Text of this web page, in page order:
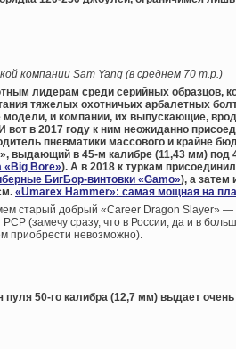
компании Sam Yang (в среднем 70 т.р.)
лидерам среди серийных образцов,
тяжелых охотничьих арбалетных
и компании, их выпускающие,
вот в 2017 году к ним неожиданно
пневматики массового и крайне
выдающий в 45-м калибре (11,43 мм)
«Big Bore»). А в 2018 к туркам
БигБор-винтовки «Gamo»), а
«Umarex Hammer»: самая мощная на
старый добрый «Career Dragon Slayer» —
(замечу сразу, что в России, да и в
приобрести невозможно).
50-го калибра (12,7 мм) выдает